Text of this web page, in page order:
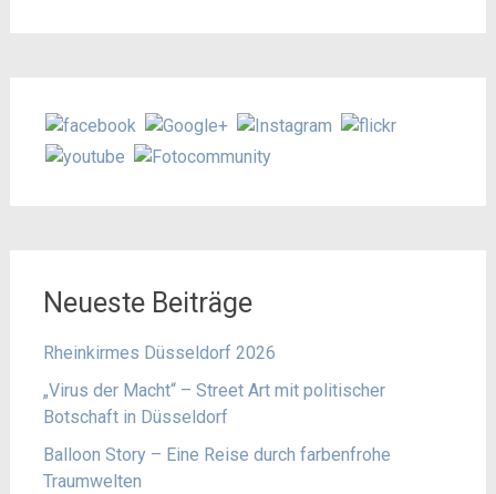
Neueste Beiträge
Rheinkirmes Düsseldorf 2026
„Virus der Macht“ – Street Art mit politischer
Botschaft in Düsseldorf
Balloon Story – Eine Reise durch farbenfrohe
Traumwelten